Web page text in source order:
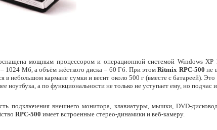
мощным процессором и операционной системой Windows XP
– 1024 Мб, а объём жёсткого диска – 60 Гб. При этомRitmix RPC-500 не
в небольшом кармане сумки и весит около 500 г (вместе с батареей).
ноутбука, а по функциональности не только не уступает ему, но подчас
подключения внешнего монитора, клавиатуры, мышки, DVD-
RPC-500 имеет встроенные стерео-динамики и веб-камеру.